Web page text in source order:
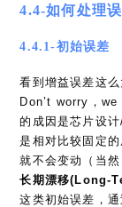
4.4-如何处理误
4.4.1-初始误差
看到增益误差这
Don’t worry，
的成因是芯片设
是相对比较固定
就不会变动（当
长期漂移(Long-
这类初始误差，